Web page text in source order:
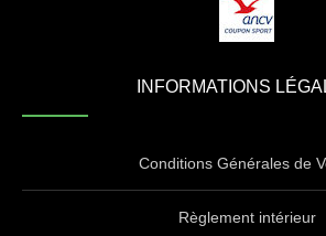
INFORMATIONS
Conditions Générales de
Règlement intérieur